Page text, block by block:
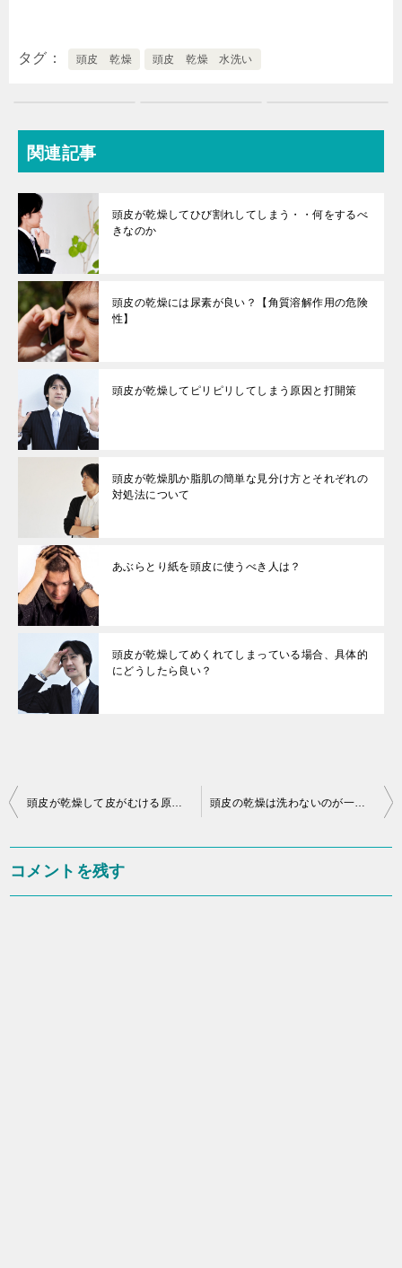
タグ 頭皮 乾燥 頭皮 乾燥 水洗い
関連記事
頭皮が乾燥してひび割れしてしまう・・何をするべ
きなのか
頭皮の乾燥には尿素が良い？【角質溶解作用の危険
性】
頭皮が乾燥してピリピリしてしまう原因と打開策
頭皮が乾燥肌か脂肌の簡単な見分け方とそれぞれの
対処法について
あぶらとり紙を頭皮に使うべき人は？
頭皮が乾燥してめくれてしまっている場合、具体的
にどうしたら良い？
投
頭皮が乾燥して皮がむける原因と改善点について 頭皮の乾燥は洗わないのが一番？多くの人が陥る「勘違い」について
コメントを残す